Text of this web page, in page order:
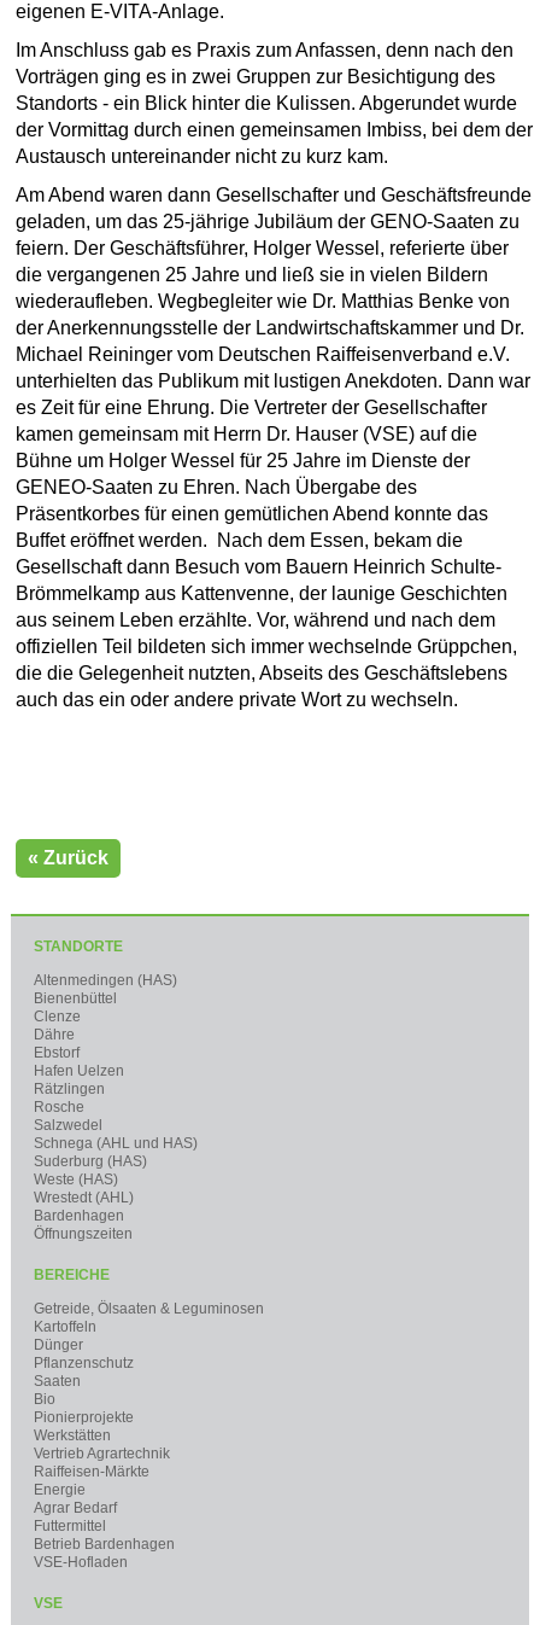
eigenen E-VITA-Anlage.
Im Anschluss gab es Praxis zum Anfassen, denn nach den
Vorträgen ging es in zwei Gruppen zur Besichtigung des
Standorts - ein Blick hinter die Kulissen. Abgerundet wurde
der Vormittag durch einen gemeinsamen Imbiss, bei dem der
Austausch untereinander nicht zu kurz kam.
Am Abend waren dann Gesellschafter und Geschäftsfreunde
geladen, um das 25-jährige Jubiläum der GENO-Saaten zu
feiern. Der Geschäftsführer, Holger Wessel, referierte über
die vergangenen 25 Jahre und ließ sie in vielen Bildern
wiederaufleben. Wegbegleiter wie Dr. Matthias Benke von
der Anerkennungsstelle der Landwirtschaftskammer und Dr.
Michael Reininger vom Deutschen Raiffeisenverband e.V.
unterhielten das Publikum mit lustigen Anekdoten. Dann war
es Zeit für eine Ehrung. Die Vertreter der Gesellschafter
kamen gemeinsam mit Herrn Dr. Hauser (VSE) auf die
Bühne um Holger Wessel für 25 Jahre im Dienste der
GENEO-Saaten zu Ehren. Nach Übergabe des
Präsentkorbes für einen gemütlichen Abend konnte das
Buffet eröffnet werden. Nach dem Essen, bekam die
Gesellschaft dann Besuch vom Bauern Heinrich Schulte-
Brömmelkamp aus Kattenvenne, der launige Geschichten
aus seinem Leben erzählte. Vor, während und nach dem
offiziellen Teil bildeten sich immer wechselnde Grüppchen,
die die Gelegenheit nutzten, Abseits des Geschäftslebens
auch das ein oder andere private Wort zu wechseln.
« Zurück
STANDORTE
Altenmedingen (HAS)
Bienenbüttel
Clenze
Dähre
Ebstorf
Hafen Uelzen
Rätzlingen
Rosche
Salzwedel
Schnega (AHL und HAS)
Suderburg (HAS)
Weste (HAS)
Wrestedt (AHL)
Bardenhagen
Öffnungszeiten
BEREICHE
Getreide, Ölsaaten & Leguminosen
Kartoffeln
Dünger
Pflanzenschutz
Saaten
Bio
Pionierprojekte
Werkstätten
Vertrieb Agrartechnik
Raiffeisen-Märkte
Energie
Agrar Bedarf
Futtermittel
Betrieb Bardenhagen
VSE-Hofladen
VSE